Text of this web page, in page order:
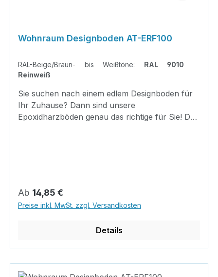
Wohnraum Designboden AT-ERF100
RAL-Beige/Braun- bis Weißtöne: RAL 9010
Reinweiß
Sie suchen nach einem edlem Designboden für
Ihr Zuhause? Dann sind unsere
Epoxidharzböden genau das richtige für Sie! Der
Farbkombinationen sind möglich.Von edlen
Naturtönen bis knallig-bunt ist alles möglich!
Inhalt: Vier Stammkomponenten inkl. Harz,
Regulärer Preis:
Ab 14,85 €
Preise inkl. MwSt. zzgl. Versandkosten
Details